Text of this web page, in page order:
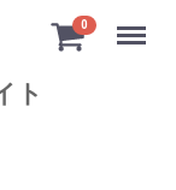
ト
0 Menu